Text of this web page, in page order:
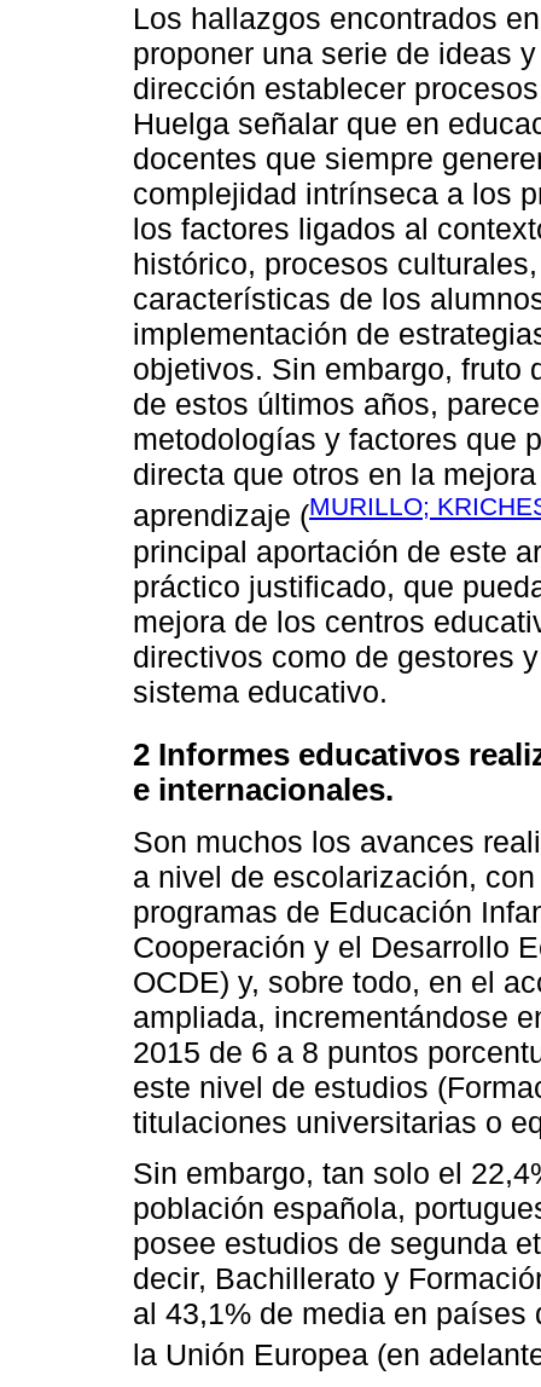
Los hallazgos encontrados
proponer una serie de ideas
dirección establecer
Huelga señalar que en
docentes que siempre
complejidad intrínseca a los
los factores ligados al
histórico, procesos
características de los
implementación de
objetivos. Sin embargo, fruto
de estos últimos años,
metodologías y factores que
directa que otros en la
aprendizaje (MURILLO;
principal aportación de este
práctico justificado, que
mejora de los centros
directivos como de gestores
sistema educativo.
2 Informes educativos
e internacionales.
Son muchos los avances
a nivel de escolarización,
programas de Educación
Cooperación y el Desarrollo
OCDE) y, sobre todo, en el
ampliada, incrementándose
2015 de 6 a 8 puntos
este nivel de estudios
titulaciones universitarias o
Sin embargo, tan solo el
población española,
posee estudios de segunda
decir, Bachillerato y
al 43,1% de media en
la Unión Europea (en